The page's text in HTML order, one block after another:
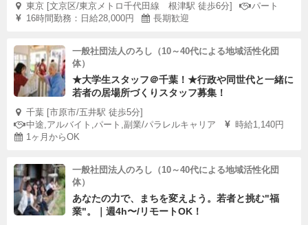
東京 [文京区/東京メトロ千代田線 根津駅 徒歩6分]
パート
16時間勤務：日給28,000円
長期歓迎
一般社団法人のろし（10～40代による地域活性化団
体）
★大学生スタッフ＠千葉！★行政や同世代と一緒に
若者の居場所づくりスタッフ募集！
千葉 [市原市/五井駅 徒歩5分]
中途,アルバイト,パート,副業/パラレルキャリア
時給1,140円
1ヶ月からOK
一般社団法人のろし（10～40代による地域活性化団
体）
あなたの力で、まちを変えよう。若者と挑む"福
業"。｜週4h〜/リモートOK！